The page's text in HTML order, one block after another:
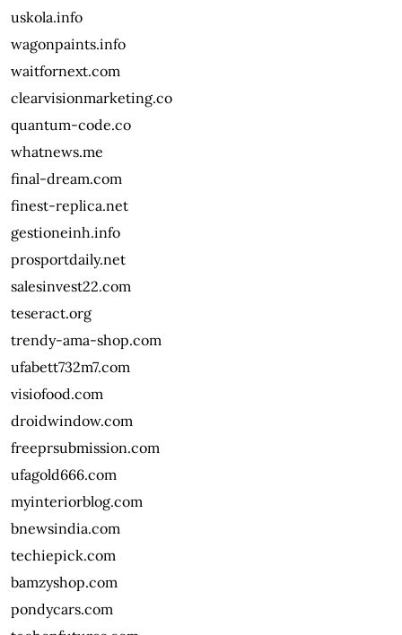
uskola.info
wagonpaints.info
waitfornext.com
clearvisionmarketing.co
quantum-code.co
whatnews.me
final-dream.com
finest-replica.net
gestioneinh.info
prosportdaily.net
salesinvest22.com
teseract.org
trendy-ama-shop.com
ufabett732m7.com
visiofood.com
droidwindow.com
freeprsubmission.com
ufagold666.com
myinteriorblog.com
bnewsindia.com
techiepick.com
bamzyshop.com
pondycars.com